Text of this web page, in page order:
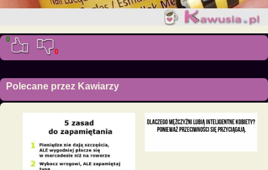
0
0
Polecane przez Kawiarzy